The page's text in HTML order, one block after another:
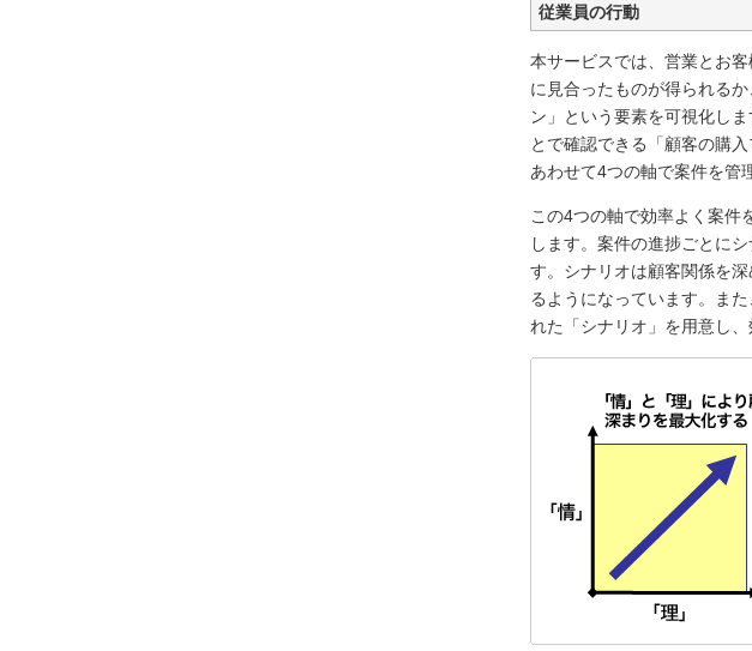
従業員の行動
本サービスでは、営業とお
に見合ったものが得られる
ン」という要素を可視化し
とで確認できる「顧客の購
あわせて4つの軸で案件を管
この4つの軸で効率よく案件
します。案件の進捗ごとに
す。シナリオは顧客関係を
るようになっています。ま
れた「シナリオ」を用意し